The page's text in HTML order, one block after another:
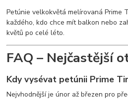
Petúnie velkokvětá melírovaná Prime
každého, kdo chce mít balkon nebo
květů po celé léto.
FAQ – Nejčastější
Kdy vysévat petúnii Prime
Nejvhodnější je únor až březen pro